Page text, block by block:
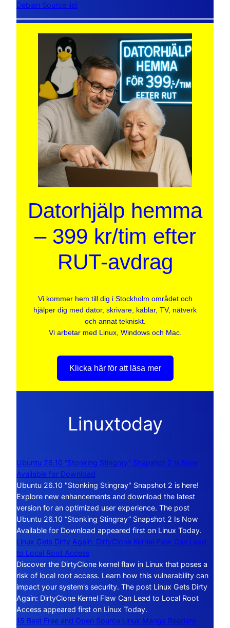
Debian Source list
Datorhjälp hemma
– 399 kr/tim efter
RUT-avdrag
Vi kommer hem till dig i Stockholm området och
hjälper dig med dator, skrivare, kablar, TV, nätverk
och annat tekniskt.
Vi arbetar med Linux, Windows och Mac.
Klicka här för att läsa mer
Linuxtoday
Ubuntu 26.10 “Stonking Stingray” Snapshot 2 Is Now
Available for Download
Ubuntu 26.10 "Stonking Stingray" Snapshot 2 is here!
Explore new enhancements and download the latest
version for an optimized user experience. The post
Ubuntu 26.10 “Stonking Stingray” Snapshot 2 Is Now
Available for Download appeared first on Linux Today.
Linux Gets Dirty Again: DirtyClone Kernel Flaw Can Lead
to Local Root Access
Discover the DirtyClone kernel flaw in Linux that poses a
risk of local root access. Learn how this vulnerability can
impact your system's security. The post Linux Gets Dirty
Again: DirtyClone Kernel Flaw Can Lead to Local Root
Access appeared first on Linux Today.
15 Best Free and Open Source Linux Manga Readers